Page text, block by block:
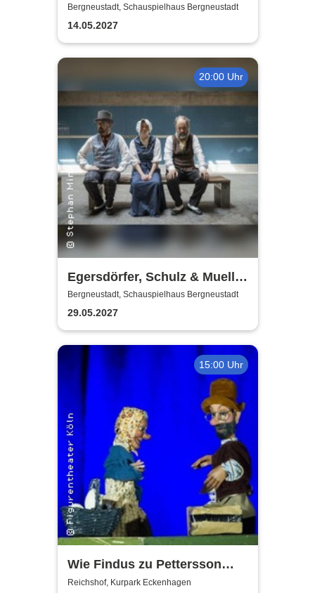
Offensive
Bergneustadt, Schauspielhaus Bergneustadt
14.05.2027
20:00 Uhr
Egersdörfer, Schulz & Mueller
- Carmen oder Worte, die das
Herz berühren
Bergneustadt, Schauspielhaus Bergneustadt
29.05.2027
15:00 Uhr
Wie Findus zu Pettersson
kam - Open Air
Reichshof, Kurpark Eckenhagen